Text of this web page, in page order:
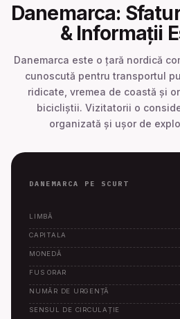
Danemarca:
& Informații
Danemarca este o țară nordică
cunoscută pentru transportul
ridicate, vremea de coastă și
bicicliștii. Vizitatorii o
organizată și ușor de
DANEMARCA PE SCURT
LIMBĂ
CAPITALA
MONEDĂ
FUS ORAR
NUMĂR DE URGENȚĂ
SENSUL DE CIRCULAȚIE